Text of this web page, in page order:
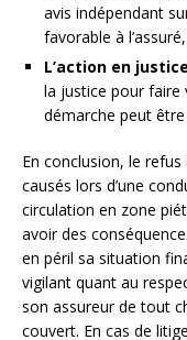
avis indépendant
favorable à
L’action en justice
la justice pour faire
démarche peut
En conclusion, le
causés lors d’une
circulation en zone
avoir des
en péril sa situation
vigilant quant au
son assureur de tout
couvert. En cas de